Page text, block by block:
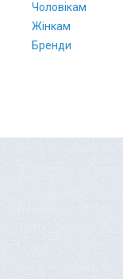
Чоловікам
Жінкам
Бренди